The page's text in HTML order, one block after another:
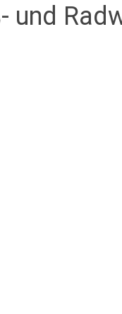
und